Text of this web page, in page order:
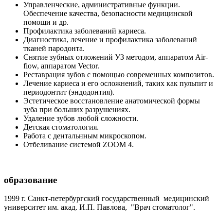
Управленческие, административные функции.
Обеспечение качества, безопасности медицинской
помощи и др.
Профилактика заболеваний кариеса.
Диагностика, лечение и профилактика заболеваний
тканей пародонта.
Снятие зубных отложений УЗ методом, аппаратом Аir-
fiow, аппаратом Vector.
Реставрация зубов с помощью современных композитов.
Лечение кариеса и его осложнений, таких как пульпит и
периодонтит (эндодонтия).
Эстетическое восстановление анатомической формы
зуба при больших разрушениях.
Удаление зубов любой сложности.
Детская стоматология.
Работа с дентальнным микроскопом.
Отбеливание системой ZOOM 4.
образование
1999 г. Санкт-петербургский государственный медицинский
университет им. акад. И.П. Павлова, "Врач стоматолог".